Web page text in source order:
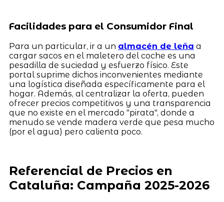
Facilidades para el Consumidor Final
Para un particular, ir a un almacén de leña a
cargar sacos en el maletero del coche es una
pesadilla de suciedad y esfuerzo físico. Este
portal suprime dichos inconvenientes mediante
una logística diseñada específicamente para el
hogar. Además, al centralizar la oferta, pueden
ofrecer precios competitivos y una transparencia
que no existe en el mercado "pirata", donde a
menudo se vende madera verde que pesa mucho
(por el agua) pero calienta poco.
Referencial de Precios en
Cataluña: Campaña 2025-2026